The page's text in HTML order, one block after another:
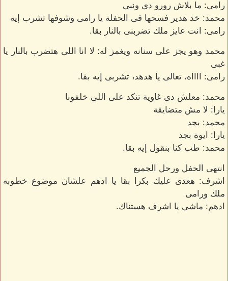
رامى: ما بلاش رورو دى ونبى
محمد: خد هدير فسحها فى الحفلة يا رامى وشوفها تشرب إيه
رامى: انت عايز ملك تضربنى بالنار بقا.
محمد وهو يجز على سنانه ويغمز له: لا انا اللى هتضرب بالنار يا
غبى
رامى: ااااه، تعالى يا هدهد، تشربى إيه بقا.
محمد: معلش دى غاوية تنكد على اللى خلفونا
يارا: لا مش متضايقة
محمد: بجد
يارا: ايوة بجد
محمد: طب كنا بنقول إيه بقا.
انتهى الحفل ورحل الجميع
اشرف: هعدى عليك بكرا بقا يا ادهم علشان موضوع خطوبه
ملك ورامى
ادهم: ماشى يا اشرف هستناك.